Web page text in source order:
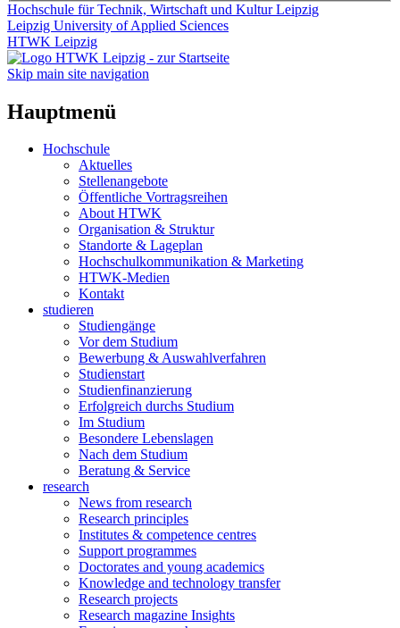
Hochschule für Technik, Wirtschaft und Kultur Leipzig
Leipzig University of Applied Sciences
HTWK Leipzig
Skip main site navigation
Hauptmenü
Hochschule
Aktuelles
Stellenangebote
Öffentliche Vortragsreihen
About HTWK
Organisation & Struktur
Standorte & Lageplan
Hochschulkommunikation & Marketing
HTWK-Medien
Kontakt
studieren
Studiengänge
Vor dem Studium
Bewerbung & Auswahlverfahren
Studienstart
Studienfinanzierung
Erfolgreich durchs Studium
Im Studium
Besondere Lebenslagen
Nach dem Studium
Beratung & Service
research
News from research
Research principles
Institutes & competence centres
Support programmes
Doctorates and young academics
Knowledge and technology transfer
Research projects
Research magazine Insights